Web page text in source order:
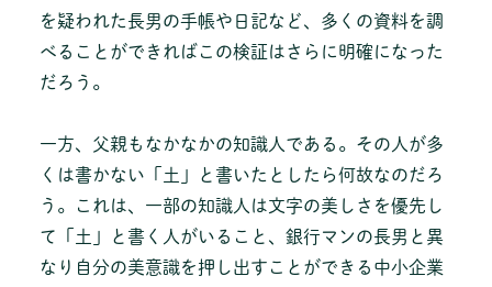
を疑われた長男の手帳や日記など、多くの資料を調
べることができればこの検証はさらに明確になった
だろう。
一方、父親もなかなかの知識人である。その人が多
くは書かない「土」と書いたとしたら何故なのだろ
う。これは、一部の知識人は文字の美しさを優先し
て「土」と書く人がいること、銀行マンの長男と異
なり自分の美意識を押し出すことができる中小企業